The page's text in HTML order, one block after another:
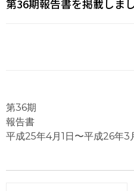
第36期報告書を掲載しまし
第36期
報告書
平成25年4月1日〜平成26年3